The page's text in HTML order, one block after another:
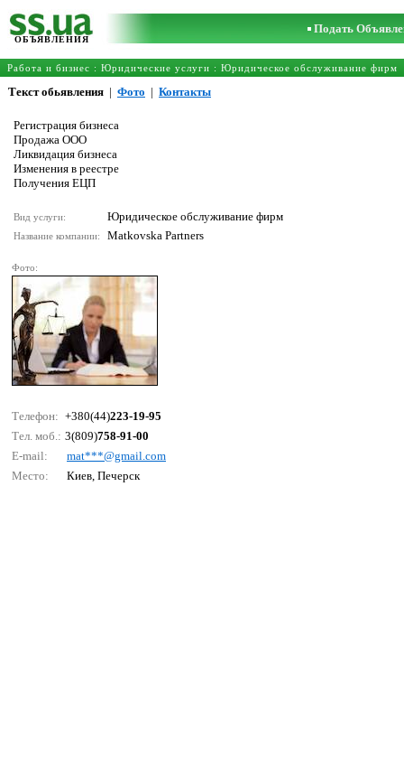
ОБЪЯВЛЕНИЯ
Подать
Работа и бизнес : Юридические услуги : Юридическое обслуживание фирм
Текст обьявления | Фото | Контакты
Регистрация бизнеса
Продажа ООО
Ликвидация бизнеса
Изменения в реестре
Получения ЕЦП
Вид услуги: Юридическое обслуживание фирм
Название компании: Matkovska Partners
Фото:
Телефон: +380(44)223-19-95
Тел. моб.: 3(809)758-91-00
E-mail:
mаt***@gmаil.соm
Место:
Киев, Печерск